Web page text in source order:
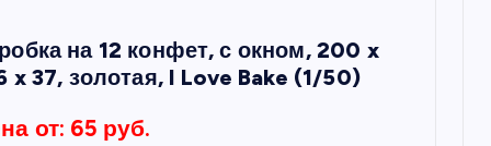
на 12 конфет, с окном, 200 x
x 37, золотая, I Love Bake (1/50)
от: 65 руб.